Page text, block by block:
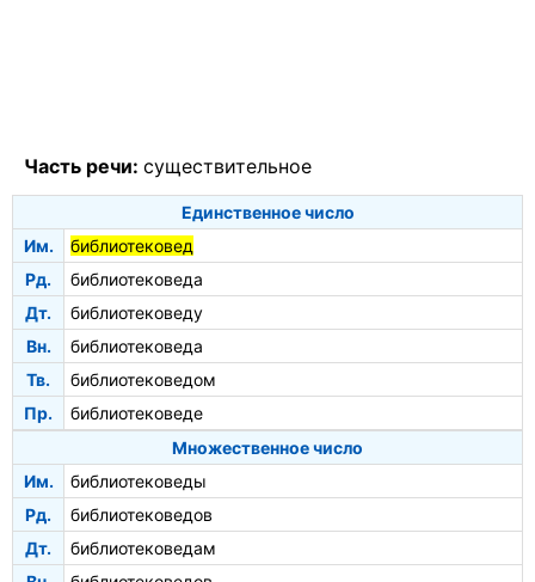
Часть речи: существительное
Единственное число
Им.
библиотековед
Рд.
библиотековеда
Дт.
библиотековеду
Вн.
библиотековеда
Тв.
библиотековедом
Пр.
библиотековеде
Множественное число
Им.
библиотековеды
Рд.
библиотековедов
Дт.
библиотековедам